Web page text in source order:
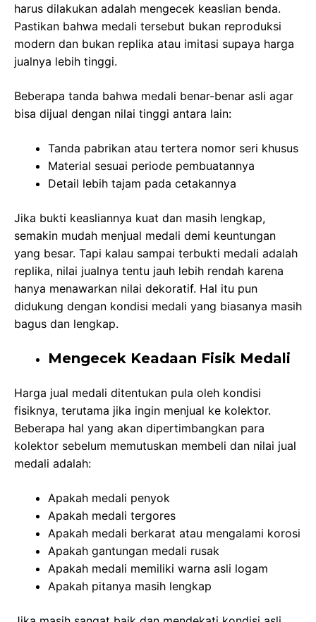
harus dilakukan adalah mengecek keaslian benda.
Pastikan bahwa medali tersebut bukan reproduksi
modern dan bukan replika atau imitasi supaya harga
jualnya lebih tinggi.
Beberapa tanda bahwa medali benar-benar asli agar
bisa dijual dengan nilai tinggi antara lain:
Tanda pabrikan atau tertera nomor seri khusus
Material sesuai periode pembuatannya
Detail lebih tajam pada cetakannya
Jika bukti keasliannya kuat dan masih lengkap,
semakin mudah menjual medali demi keuntungan
yang besar. Tapi kalau sampai terbukti medali adalah
replika, nilai jualnya tentu jauh lebih rendah karena
hanya menawarkan nilai dekoratif. Hal itu pun
didukung dengan kondisi medali yang biasanya masih
bagus dan lengkap.
Mengecek Keadaan Fisik Medali
Harga jual medali ditentukan pula oleh kondisi
fisiknya, terutama jika ingin menjual ke kolektor.
Beberapa hal yang akan dipertimbangkan para
kolektor sebelum memutuskan membeli dan nilai jual
medali adalah:
Apakah medali penyok
Apakah medali tergores
Apakah medali berkarat atau mengalami korosi
Apakah gantungan medali rusak
Apakah medali memiliki warna asli logam
Apakah pitanya masih lengkap